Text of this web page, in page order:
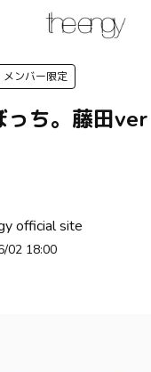
メンバー限定
っち。藤田ver
official site
02 18:00